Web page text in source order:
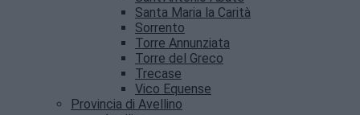
Santa Maria la Carità
Sorrento
Torre Annunziata
Torre del Greco
Trecase
Vico Equense
Provincia di Avellino